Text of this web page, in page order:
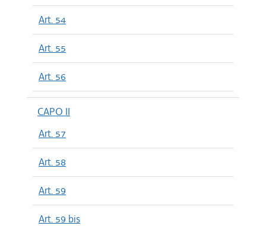
Art. 54
Art. 55
Art. 56
CAPO II
Art. 57
Art. 58
Art. 59
Art. 59 bis